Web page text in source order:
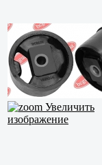
Увеличить
изображение